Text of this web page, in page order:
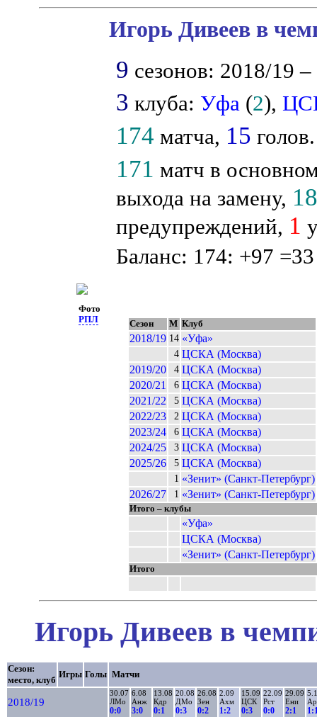
Фото
РПЛ
Игорь Дивеев в
9 сезонов: 2018/19
3 клуба: Уфа (2),
174 матча, 15 голов.
171 матч в
выхода на замену,
предупреждений, 1
Баланс: 174: +97
Сезон М Клуб
2018/19 14 «Уфа»
4 ЦСКА (Москва)
2019/20
4 ЦСКА (Москва)
2020/21
6 ЦСКА (Москва)
2021/22
5 ЦСКА (Москва)
2022/23
2 ЦСКА (Москва)
2023/24
6 ЦСКА (Москва)
2024/25
3 ЦСКА (Москва)
2025/26
5 ЦСКА (Москва)
1 «Зенит» (Санкт-Петербург)
2026/27
1 «Зенит» (Санкт-Петербург)
Итого – клубы
«Уфа»
ЦСКА (Москва)
«Зенит» (Санкт-Петербург)
Итого
Игорь Дивеев в
Сезон:
место, клуб
Игры Голы Матчи
2018/19
30.07
ЛМо
0:0
6.08
Анж
3:0
13.08
Кдр
0:1
20.08
ДМо
0:3
26.08
Зен
0:2
2.09
Ахм
1:2
15.09
ЦСК
0:3
22.09
Рст
0:0
29.09
Ени
2:1